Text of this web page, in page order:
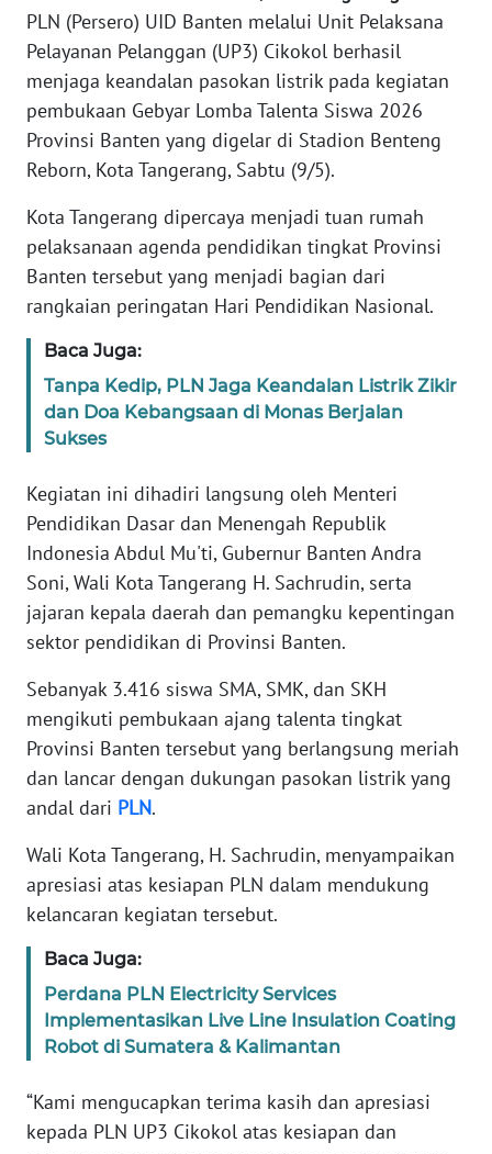
PLN (Persero) UID Banten melalui Unit Pelaksana
Pelayanan Pelanggan (UP3) Cikokol berhasil
menjaga keandalan pasokan listrik pada kegiatan
pembukaan Gebyar Lomba Talenta Siswa 2026
Provinsi Banten yang digelar di Stadion Benteng
Reborn, Kota Tangerang, Sabtu (9/5).
Kota Tangerang dipercaya menjadi tuan rumah
pelaksanaan agenda pendidikan tingkat Provinsi
Banten tersebut yang menjadi bagian dari
rangkaian peringatan Hari Pendidikan Nasional.
Baca Juga:
Tanpa Kedip, PLN Jaga Keandalan Listrik Zikir
dan Doa Kebangsaan di Monas Berjalan
Sukses
Kegiatan ini dihadiri langsung oleh Menteri
Pendidikan Dasar dan Menengah Republik
Indonesia Abdul Mu'ti, Gubernur Banten Andra
Soni, Wali Kota Tangerang H. Sachrudin, serta
jajaran kepala daerah dan pemangku kepentingan
sektor pendidikan di Provinsi Banten.
Sebanyak 3.416 siswa SMA, SMK, dan SKH
mengikuti pembukaan ajang talenta tingkat
Provinsi Banten tersebut yang berlangsung meriah
dan lancar dengan dukungan pasokan listrik yang
andal dari PLN.
Wali Kota Tangerang, H. Sachrudin, menyampaikan
apresiasi atas kesiapan PLN dalam mendukung
kelancaran kegiatan tersebut.
Baca Juga:
Perdana PLN Electricity Services
Implementasikan Live Line Insulation Coating
Robot di Sumatera & Kalimantan
“Kami mengucapkan terima kasih dan apresiasi
kepada PLN UP3 Cikokol atas kesiapan dan
REDAKSI
KARIR
DISCLAIMER
News
Regional
WN
SUMUT
JAKARTA
WN
WN
BANTEN
WN
NTT
WN
KEPRI
WN
PAPUA
WN
PAPUA
WN
RIAU
WN
WN
JAMBI